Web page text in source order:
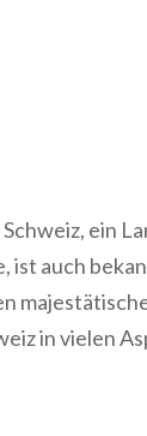
ein
ist auch
in vielen